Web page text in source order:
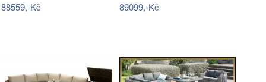
88559,-Kč 89099,-Kč